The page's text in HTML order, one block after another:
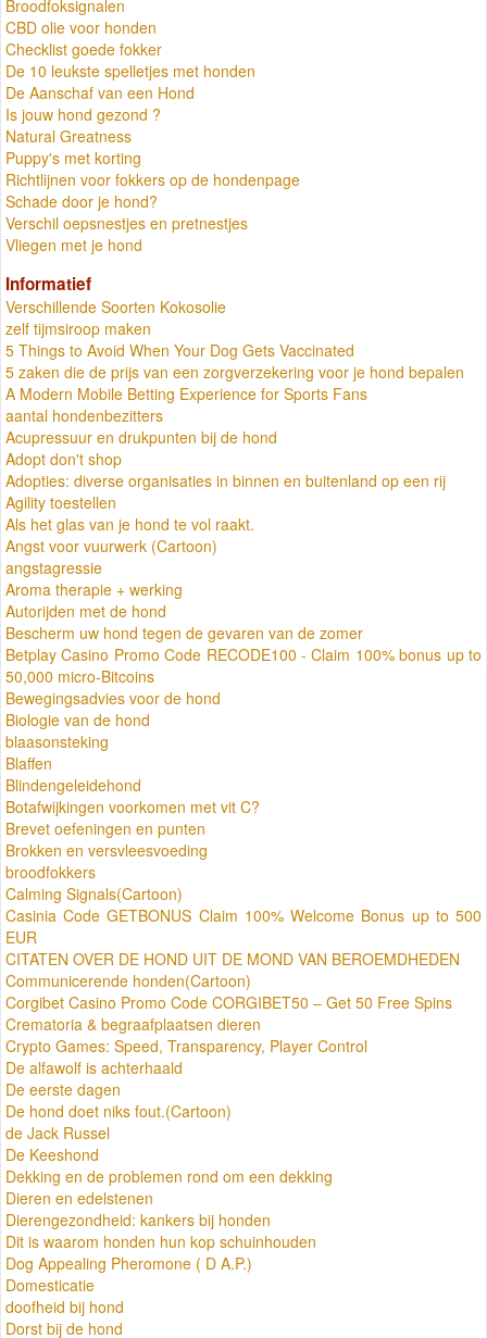
Broodfoksignalen
CBD olie voor honden
Checklist goede fokker
De 10 leukste spelletjes met honden
De Aanschaf van een Hond
Is jouw hond gezond ?
Natural Greatness
Puppy's met korting
Richtlijnen voor fokkers op de hondenpage
Schade door je hond?
Verschil oepsnestjes en pretnestjes
Vliegen met je hond
Informatief
Verschillende Soorten Kokosolie
zelf tijmsiroop maken
5 Things to Avoid When Your Dog Gets Vaccinated
5 zaken die de prijs van een zorgverzekering voor je hond bepalen
A Modern Mobile Betting Experience for Sports Fans
aantal hondenbezitters
Acupressuur en drukpunten bij de hond
Adopt don't shop
Adopties: diverse organisaties in binnen en buitenland op een rij
Agility toestellen
Als het glas van je hond te vol raakt.
Angst voor vuurwerk (Cartoon)
angstagressie
Aroma therapie + werking
Autorijden met de hond
Bescherm uw hond tegen de gevaren van de zomer
Betplay Casino Promo Code RECODE100 - Claim 100% bonus up to
50,000 micro-Bitcoins
Bewegingsadvies voor de hond
Biologie van de hond
blaasonsteking
Blaffen
Blindengeleidehond
Botafwijkingen voorkomen met vit C?
Brevet oefeningen en punten
Brokken en versvleesvoeding
broodfokkers
Calming Signals(Cartoon)
Casinia Code GETBONUS Claim 100% Welcome Bonus up to 500
EUR
CITATEN OVER DE HOND UIT DE MOND VAN BEROEMDHEDEN
Communicerende honden(Cartoon)
Corgibet Casino Promo Code CORGIBET50 – Get 50 Free Spins
Crematoria & begraafplaatsen dieren
Crypto Games: Speed, Transparency, Player Control
De alfawolf is achterhaald
De eerste dagen
De hond doet niks fout.(Cartoon)
de Jack Russel
De Keeshond
Dekking en de problemen rond om een dekking
Dieren en edelstenen
Dierengezondheid: kankers bij honden
Dit is waarom honden hun kop schuinhouden
Dog Appealing Pheromone ( D A.P.)
Domesticatie
doofheid bij hond
Dorst bij de hond